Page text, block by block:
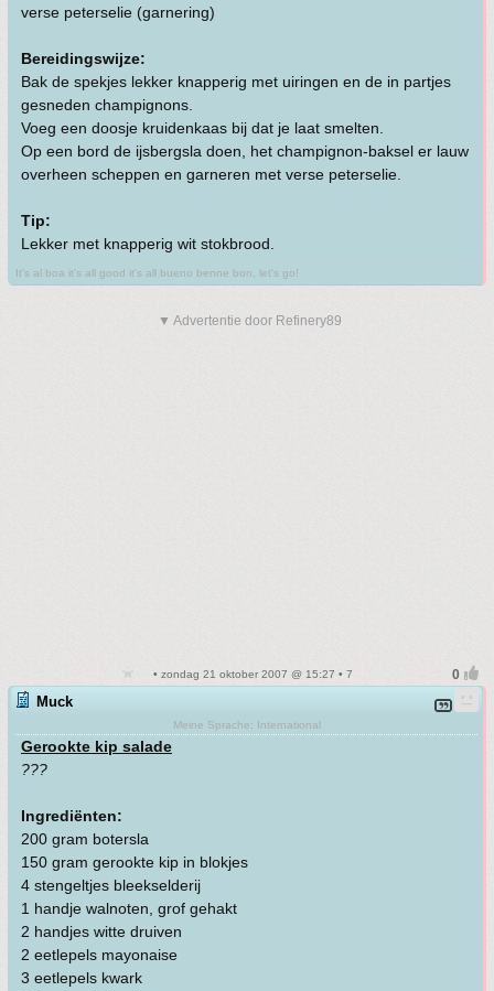
verse peterselie (garnering)
Bereidingswijze:
Bak de spekjes lekker knapperig met uiringen en de in partjes
gesneden champignons.
Voeg een doosje kruidenkaas bij dat je laat smelten.
Op een bord de ijsbergsla doen, het champignon-baksel er lauw
overheen scheppen en garneren met verse peterselie.
Tip:
Lekker met knapperig wit stokbrood.
It's al boa it's all good it's all bueno benne bon, let's go!
▼ Advertentie door Refinery89
• zondag 21 oktober 2007 @ 15:27 • 7
Muck
Meine Sprache: International
Gerookte kip salade
???
Ingrediënten:
200 gram botersla
150 gram gerookte kip in blokjes
4 stengeltjes bleekselderij
1 handje walnoten, grof gehakt
2 handjes witte druiven
2 eetlepels mayonaise
3 eetlepels kwark